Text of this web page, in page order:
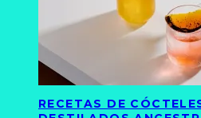
RECETAS DE